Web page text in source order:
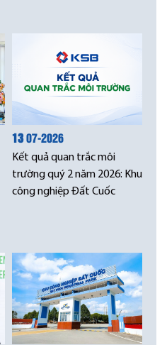
1307-2026
Kết quả quan trắc môi
trường quý 2 năm 2026: Khu
công nghiệp Đất Cuốc